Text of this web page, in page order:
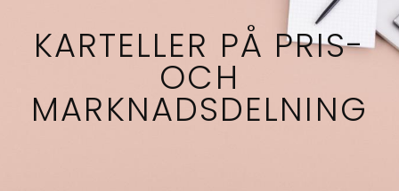
KARTELLER PÅ PRIS-
OCH
MARKNADSDELNING